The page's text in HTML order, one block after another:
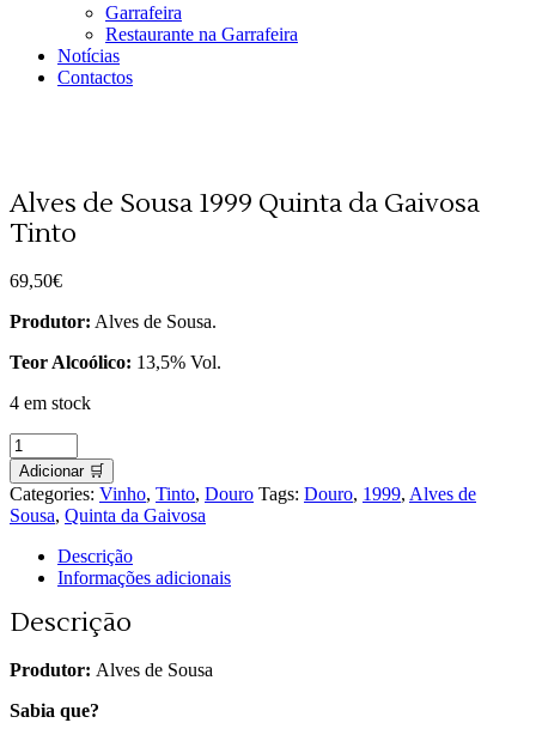
Garrafeira
Restaurante na Garrafeira
Notícias
Contactos
Alves de Sousa 1999 Quinta da Gaivosa
Tinto
69,50€
Produtor: Alves de Sousa.
Teor Alcoólico: 13,5% Vol.
4 em stock
Alves
de
Sousa
1999
Quinta
Gaivosa
quantity
Adicionar 🛒
Categories: Vinho, Tinto, Douro Tags: Douro, 1999, Alves de
Sousa, Quinta da Gaivosa
Descrição
Informações adicionais
Descrição
Produtor: Alves de Sousa
Sabia que?